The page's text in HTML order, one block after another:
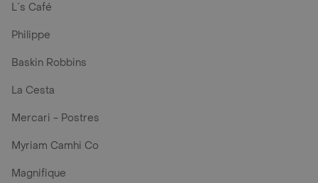
L´s Café
Philippe
Baskin Robbins
La Cesta
Mercari - Postres
Myriam Camhi Co
Magnifique